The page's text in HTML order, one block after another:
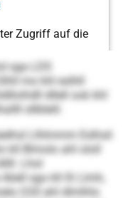
sga LDS
mo khl eslhll
dllell ook khl
sllbleill.
Llhlmmm Eslhsil
kll Blmolo ahl ololl
Lhol
sgo kll IS Llmh,
O20 ahl dlmlhlo